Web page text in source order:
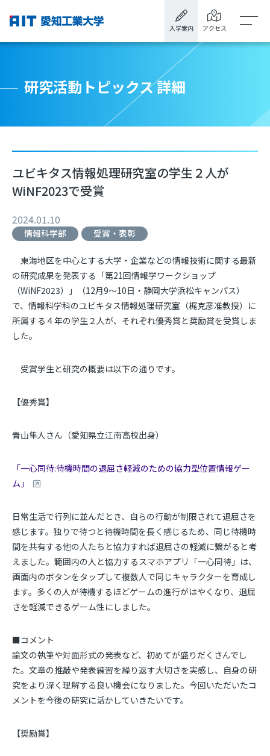
入学案内 アクセス
研究活動トピックス 詳細
ユビキタス情報処理研究室の学生２人が
WiNF2023で受賞
2024.01.10
情報科学部 受賞・表彰
東海地区を中心とする大学・企業などの情報技術に関する最新
の研究成果を発表する「第21回情報学ワークショップ
（WiNF2023）」（12月9～10日・静岡大学浜松キャンパス）
で、情報科学科のユビキタス情報処理研究室（梶克彦准教授）に
所属する４年の学生２人が、それぞれ優秀賞と奨励賞を受賞しま
した。
受賞学生と研究の概要は以下の通りです。
【優秀賞】
青山隼人さん（愛知県立江南高校出身）
「一心同待:待機時間の退屈さ軽減のための協力型位置情報ゲー
ム」
日常生活で行列に並んだとき、自らの行動が制限されて退屈さを
感じます。独りで待つと待機時間を長く感じるため、同じ待機時
間を共有する他の人たちと協力すれば退屈さの軽減に繋がると考
えました。範囲内の人と協力するスマホアプリ「一心同待」は、
画面内のボタンをタップして複数人で同じキャラクターを育成し
ます。多くの人が待機するほどゲームの進行がはやくなり、退屈
さを軽減できるゲーム性にしました。
■コメント
論文の執筆や対面形式の発表など、初めてが盛りだくさんでし
た。文章の推敲や発表練習を繰り返す大切さを実感し、自身の研
究をより深く理解する良い機会になりました。今回いただいたコ
メントを今後の研究に活かしていきたいです。
【奨励賞】